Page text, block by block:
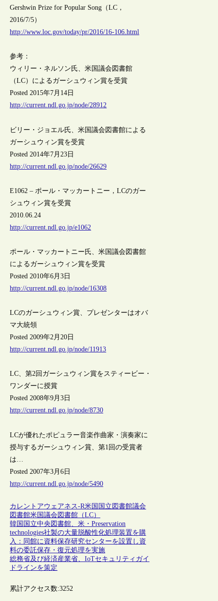
Gershwin Prize for Popular Song（LC，
2016/7/5）
http://www.loc.gov/today/pr/2016/16-106.html
参考：
ウィリー・ネルソン氏、米国議会図書館
（LC）によるガーシュウィン賞を受賞
Posted 2015年7月14日
http://current.ndl.go.jp/node/28912
ビリー・ジョエル氏、米国議会図書館による
ガーシュウィン賞を受賞
Posted 2014年7月23日
http://current.ndl.go.jp/node/26629
E1062 – ポール・マッカートニー，LCのガー
シュウィン賞を受賞
2010.06.24
http://current.ndl.go.jp/e1062
ポール・マッカートニー氏、米国議会図書館
によるガーシュウィン賞を受賞
Posted 2010年6月3日
http://current.ndl.go.jp/node/16308
LCのガーシュウィン賞、プレゼンターはオバ
マ大統領
Posted 2009年2月20日
http://current.ndl.go.jp/node/11913
LC、第2回ガーシュウィン賞をスティービー・
ワンダーに授賞
Posted 2008年9月3日
http://current.ndl.go.jp/node/8730
LCが優れたポピュラー音楽作曲家・演奏家に
授与するガーシュウィン賞、第1回の受賞者
は…
Posted 2007年3月6日
http://current.ndl.go.jp/node/5490
カレントアウェアネス-R米国 国立図書館議会
図書館米国議会図書館（LC）
韓国国立中央図書館、米・Preservation
technologies社製の大量脱酸性化処理装置を購
入：同館に資料保存研究センターを設置し資
料の委託保存・復元処理を実施
総務省及び経済産業省、IoTセキュリティガイ
ドラインを策定
累計アクセス数:3252